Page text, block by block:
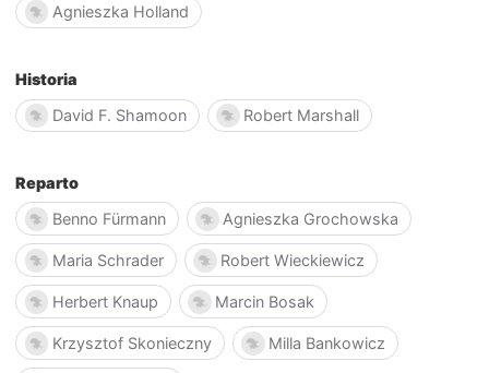
Agnieszka Holland
Historia
David F. Shamoon
Robert Marshall
Reparto
Benno Fürmann
Agnieszka Grochowska
Maria Schrader Robert Wieckiewicz
Herbert Knaup Marcin Bosak
Krzysztof Skonieczny Milla Bankowicz